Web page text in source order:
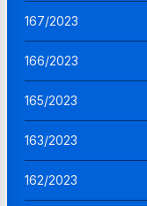
167/2023
166/2023
165/2023
163/2023
162/2023